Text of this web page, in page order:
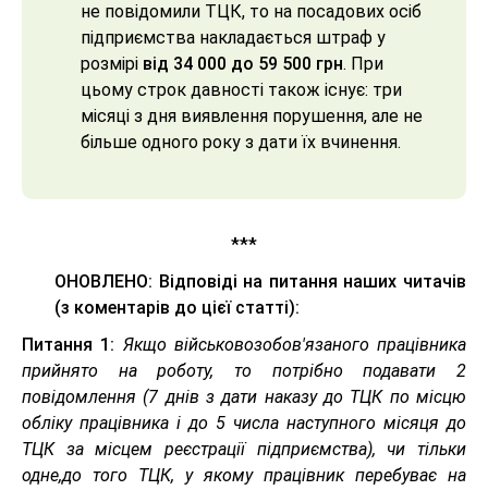
не повідомили ТЦК, то на посадових осіб
підприємства накладається штраф у
розмірі від 34 000 до 59 500 грн. При
цьому строк давності також існує: три
місяці з дня виявлення порушення, але не
більше одного року з дати їх вчинення.
***
ОНОВЛЕНО: Відповіді на питання наших читачів
(з коментарів до цієї статті):
Питання 1: Якщо військовозобов'язаного працівника
прийнято на роботу, то потрібно подавати 2
повідомлення (7 днів з дати наказу до ТЦК по місцю
обліку працівника і до 5 числа наступного місяця до
ТЦК за місцем реєстрації підприємства), чи тільки
одне,до того ТЦК, у якому працівник перебуває на